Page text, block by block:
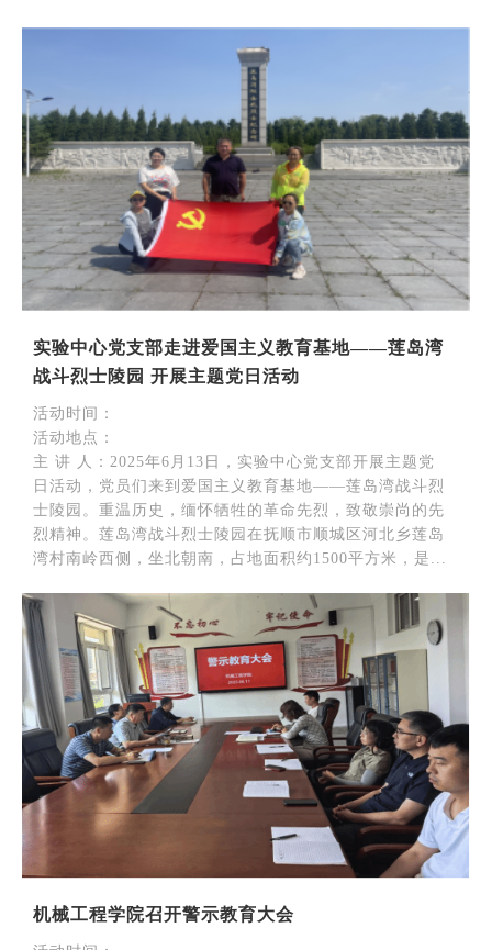
实验中心党支部走进爱国主义教育基地——莲岛湾
战斗烈士陵园 开展主题党日活动
活动时间：
活动地点：
主 讲 人：2025年6月13日，实验中心党支部开展主题党
日活动，党员们来到爱国主义教育基地——莲岛湾战斗烈
士陵园。重温历史，缅怀牺牲的革命先烈，致敬崇尚的先
烈精神。莲岛湾战斗烈士陵园在抚顺市顺城区河北乡莲岛
湾村南岭西侧，坐北朝南，占地面积约1500平方米，是...
机械工程学院召开警示教育大会